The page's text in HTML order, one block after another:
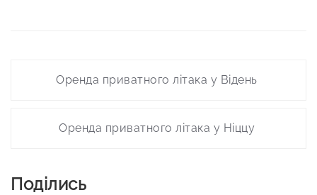
navigation
Оренда приватного літака у Відень
Оренда приватного літака у Ніццу
Поділись